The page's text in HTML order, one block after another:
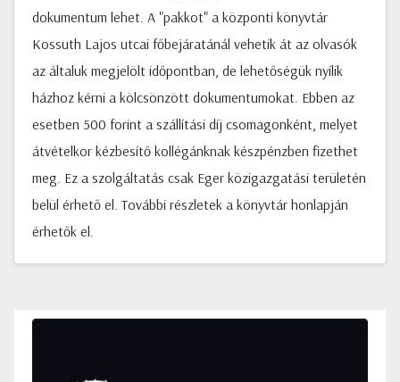
dokumentum lehet. A "pakkot" a központi könyvtár
Kossuth Lajos utcai főbejáratánál vehetik át az olvasók
az általuk megjelölt időpontban, de lehetőségük nyílik
házhoz kérni a kölcsönzött dokumentumokat. Ebben az
esetben 500 forint a szállítási díj csomagonként, melyet
átvételkor kézbesítő kollégánknak készpénzben fizethet
meg. Ez a szolgáltatás csak Eger közigazgatási területén
belül érhető el. További részletek a könyvtár honlapján
érhetők el.